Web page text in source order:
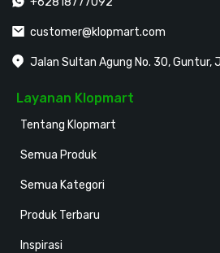
customer@klopmart.com
Jalan Sultan Agung No. 30, Guntur,
Layanan Klopmart
Tentang Klopmart
Semua Produk
Semua Kategori
Produk Terbaru
Inspirasi